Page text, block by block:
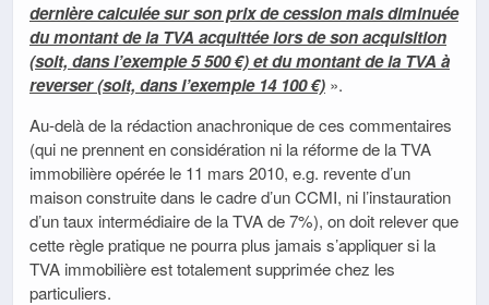
dernière calculée sur son prix de cession mais diminuée
du montant de la TVA acquittée lors de son acquisition
(soit, dans l’exemple 5 500 €) et du montant de la TVA à
reverser (soit, dans l’exemple 14 100 €) ».
Au-delà de la rédaction anachronique de ces commentaires
(qui ne prennent en considération ni la réforme de la TVA
immobilière opérée le 11 mars 2010, e.g. revente d’un
maison construite dans le cadre d’un CCMI, ni l’instauration
d’un taux intermédiaire de la TVA de 7%), on doit relever que
cette règle pratique ne pourra plus jamais s’appliquer si la
TVA immobilière est totalement supprimée chez les
particuliers.